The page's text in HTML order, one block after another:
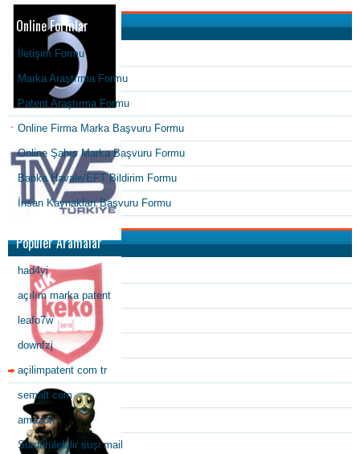
Online Formlar
İletişim Formu
Marka Araştırma Formu
Patent Araştırma Formu
Online Firma Marka Başvuru Formu
Online Şahıs Marka Başvuru Formu
Banka Havale/EFT Bildirim Formu
İnsan Kaynakları Başvuru Formu
Popüler Aramalar
had4yi
açılım marka patent
leafo7w
downfzj
açilimpatent com tr
semalt com
amazon
Sürdürülebilir suşi mail